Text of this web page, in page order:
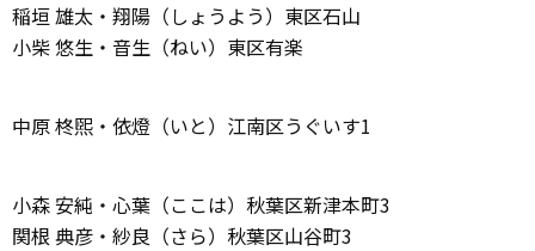
稲垣 雄太・翔陽（しょうよう）東区石山
小柴 悠生・音生（ねい）東区有楽
中原 柊煕・依燈（いと）江南区うぐいす1
小森 安純・心葉（ここは）秋葉区新津本町3
関根 典彦・紗良（さら）秋葉区山谷町3